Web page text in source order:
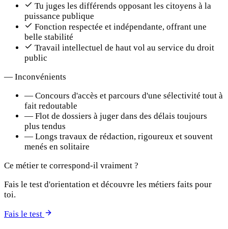
Tu juges les différends opposant les citoyens à la
puissance publique
Fonction respectée et indépendante, offrant une
belle stabilité
Travail intellectuel de haut vol au service du droit
public
— Inconvénients
— Concours d'accès et parcours d'une sélectivité tout à
fait redoutable
— Flot de dossiers à juger dans des délais toujours
plus tendus
— Longs travaux de rédaction, rigoureux et souvent
menés en solitaire
Ce métier te correspond-il vraiment ?
Fais le test d'orientation et découvre les métiers faits pour
toi.
Fais le test